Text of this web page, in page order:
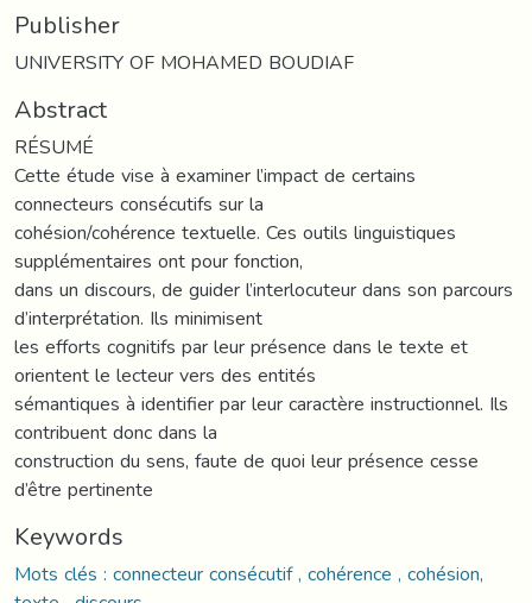
Publisher
UNIVERSITY OF MOHAMED BOUDIAF
Abstract
RÉSUMÉ
Cette étude vise à examiner l’impact de certains
connecteurs consécutifs sur la
cohésion/cohérence textuelle. Ces outils linguistiques
supplémentaires ont pour fonction,
dans un discours, de guider l’interlocuteur dans son parcours
d’interprétation. Ils minimisent
les efforts cognitifs par leur présence dans le texte et
orientent le lecteur vers des entités
sémantiques à identifier par leur caractère instructionnel. Ils
contribuent donc dans la
construction du sens, faute de quoi leur présence cesse
d’être pertinente
Keywords
Mots clés : connecteur consécutif , cohérence , cohésion,